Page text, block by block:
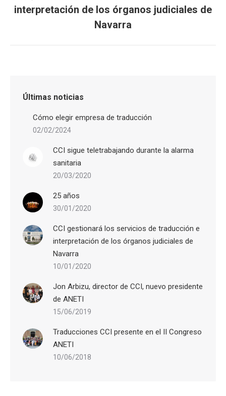
Publicación
siguiente:
interpretación de los órganos judiciales de
Navarra
Últimas noticias
Cómo elegir empresa de traducción
02/02/2024
CCI sigue teletrabajando durante la alarma
sanitaria
20/03/2020
25 años
30/01/2020
CCI gestionará los servicios de traducción e
interpretación de los órganos judiciales de
Navarra
10/01/2020
Jon Arbizu, director de CCI, nuevo presidente
de ANETI
15/06/2019
Traducciones CCI presente en el II Congreso
ANETI
10/06/2018